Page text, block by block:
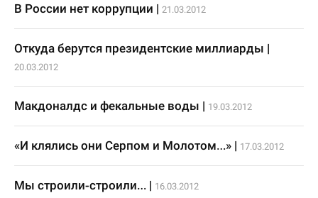
В России нет коррупции | 21.03.2012
Откуда берутся президентские миллиарды |
20.03.2012
Макдоналдс и фекальные воды | 19.03.2012
«И клялись они Серпом и Молотом…» | 17.03.2012
Мы строили-строили… | 16.03.2012